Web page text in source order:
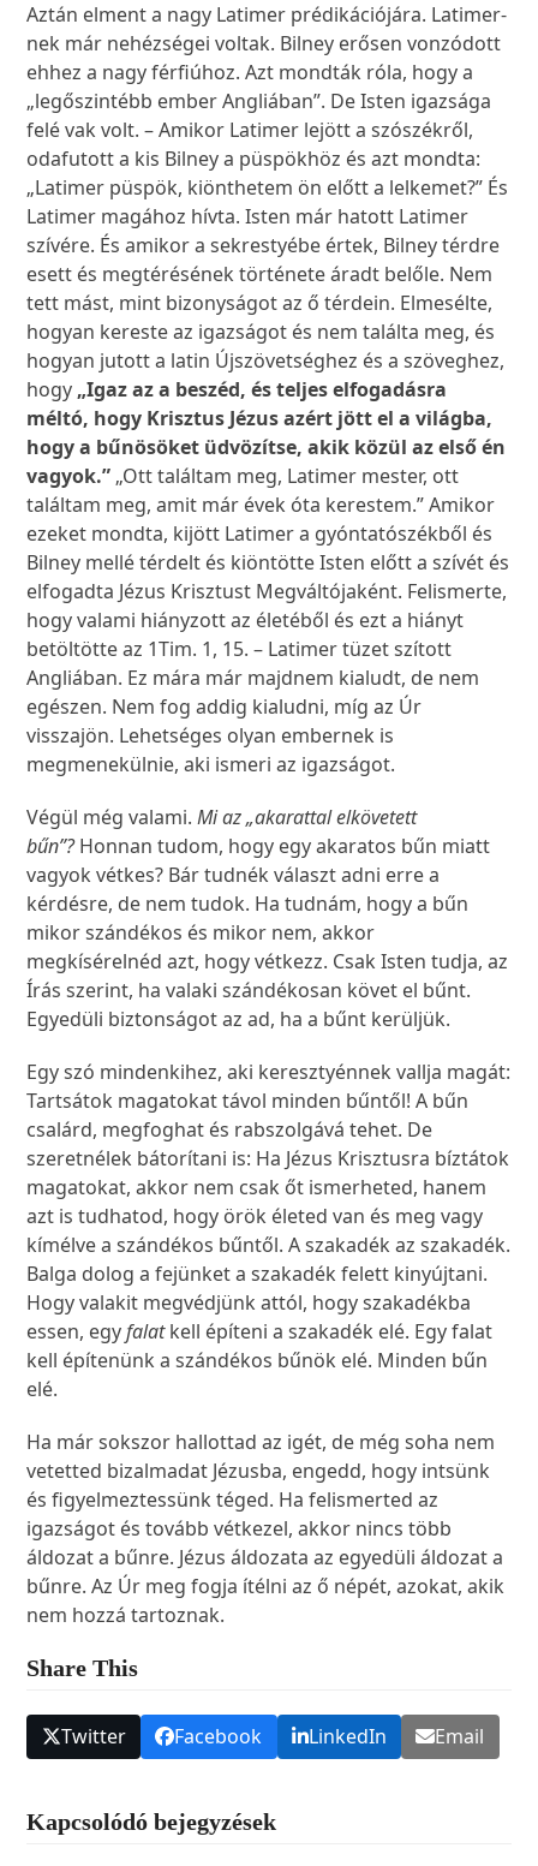
Aztán elment a nagy Latimer prédikációjára. Latimer-
nek már nehézségei voltak. Bilney erősen vonzódott
ehhez a nagy férfiúhoz. Azt mondták róla, hogy a
„legőszintébb ember Angliában”. De Isten igazsága
felé vak volt. – Amikor Latimer lejött a szószékről,
odafutott a kis Bilney a püspökhöz és azt mondta:
„Latimer püspök, kiönthetem ön előtt a lelkemet?” És
Latimer magához hívta. Isten már hatott Latimer
szívére. És amikor a sekrestyébe értek, Bilney térdre
esett és megtérésének története áradt belőle. Nem
tett mást, mint bizonyságot az ő térdein. Elmesélte,
hogyan kereste az igazságot és nem találta meg, és
hogyan jutott a latin Újszövetséghez és a szöveghez,
hogy „Igaz az a beszéd, és teljes elfogadásra
méltó, hogy Krisztus Jézus azért jött el a világba,
hogy a bűnösöket üdvözítse, akik közül az első én
vagyok.” „Ott találtam meg, Latimer mester, ott
találtam meg, amit már évek óta kerestem.” Amikor
ezeket mondta, kijött Latimer a gyóntatószékből és
Bilney mellé térdelt és kiöntötte Isten előtt a szívét és
elfogadta Jézus Krisztust Megváltójaként. Felismerte,
hogy valami hiányzott az életéből és ezt a hiányt
betöltötte az 1Tim. 1, 15. – Latimer tüzet szított
Angliában. Ez mára már majdnem kialudt, de nem
egészen. Nem fog addig kialudni, míg az Úr
visszajön. Lehetséges olyan embernek is
megmenekülnie, aki ismeri az igazságot.
Végül még valami.Mi az „akarattal elkövetett
bűn”?Honnan tudom, hogy egy akaratos bűn miatt
vagyok vétkes? Bár tudnék választ adni erre a
kérdésre, de nem tudok. Ha tudnám, hogy a bűn
mikor szándékos és mikor nem, akkor
megkísérelnéd azt, hogy vétkezz. Csak Isten tudja, az
Írás szerint, ha valaki szándékosan követ el bűnt.
Egyedüli biztonságot az ad, ha a bűnt kerüljük.
Egy szó mindenkihez, aki keresztyénnek vallja magát:
Tartsátok magatokat távol minden bűntől! A bűn
csalárd, megfoghat és rabszolgává tehet. De
szeretnélek bátorítani is: Ha Jézus Krisztusra bíztátok
magatokat, akkor nem csak őt ismerheted, hanem
azt is tudhatod, hogy örök életed van és meg vagy
kímélve a szándékos bűntől. A szakadék az szakadék.
Balga dolog a fejünket a szakadék felett kinyújtani.
Hogy valakit megvédjünk attól, hogy szakadékba
essen, egyfalatkell építeni a szakadék elé. Egy falat
kell építenünk a szándékos bűnök elé. Minden bűn
elé.
Ha már sokszor hallottad az igét, de még soha nem
vetetted bizalmadat Jézusba, engedd, hogy intsünk
és figyelmeztessünk téged. Ha felismerted az
igazságot és tovább vétkezel, akkor nincs több
áldozat a bűnre. Jézus áldozata az egyedüli áldozat a
bűnre. Az Úr meg fogja ítélni az ő népét, azokat, akik
nem hozzá tartoznak.
Share This
Twitter Facebook LinkedIn Email
Kapcsolódó bejegyzések